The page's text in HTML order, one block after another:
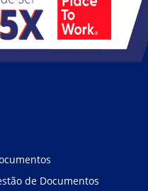
de Documentos